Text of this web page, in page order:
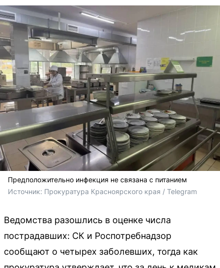
Предположительно инфекция не связана с питанием
Источник: Прокуратура Красноярского края / Telegram
Ведомства разошлись в оценке числа
пострадавших: СК и Роспотребнадзор
сообщают о четырех заболевших, тогда как